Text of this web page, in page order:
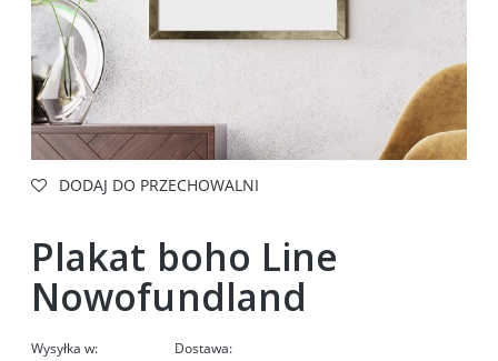
DODAJ DO PRZECHOWALNI
Plakat boho Line
Nowofundland
Wysyłka w:
Dostawa: